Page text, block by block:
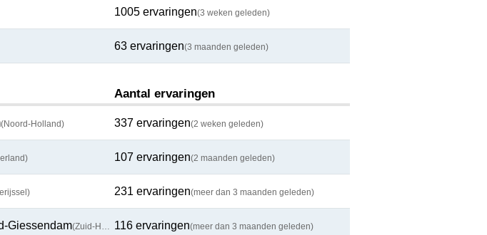
1005 ervaringen(3 weken geleden)
63 ervaringen(3 maanden geleden)
Aantal ervaringen
(Noord-Holland) 337 ervaringen(2 weken geleden)
107 ervaringen(2 maanden geleden)
231 ervaringen(meer dan 3 maanden geleden)
Giessendam (Zuid-Holland) 116 ervaringen(meer dan 3 maanden geleden)